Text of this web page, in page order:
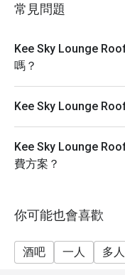
常見問題
Kee Sky Lounge
嗎？
Kee Sky Lounge
Kee Sky Lounge
費方案？
你可能也會喜歡
酒吧 一人 多人